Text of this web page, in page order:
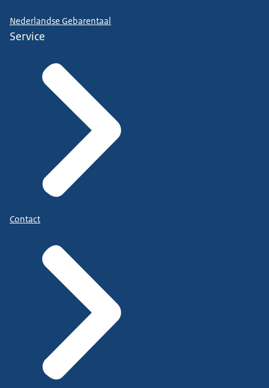
Nederlandse Gebarentaal
Service
Contact